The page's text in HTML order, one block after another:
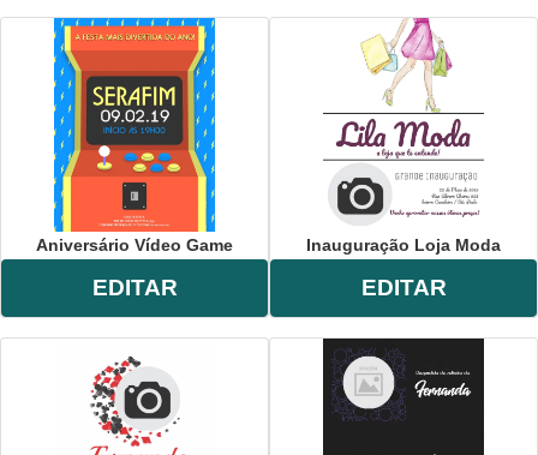
Aniversário Vídeo Game
EDITAR
Inauguração Loja Moda
EDITAR